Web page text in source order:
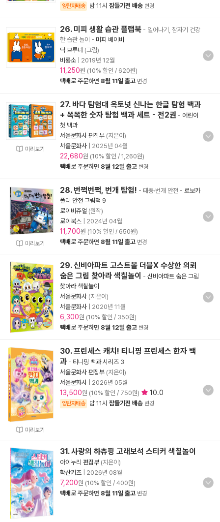
양탄자배송 밤 11시 잠들기전 배송 변경
26. 미피 생활 습관 플랩북 - 일어나기, 잠자기 건강
한 습관 놀이 - 미피 베이비
딕 브루너 (그림)
비룡소
2019년 12월
11,250원 (10% 할인 / 620원)
택배로 주문하면 8월 11일 출고 변경
미리보기
27. 바다 탐험대 옥토넛 신나는 한글 탐험 백과
+ 똑똑한 숫자 탐험 백과 세트 - 전2권 - 어린이
첫 백과
서울문화사 편집부 (지은이)
서울문화사
2025년 04월
22,680원 (10% 할인 / 1,260원)
택배로 주문하면 8월 12일 출고 변경
미리보기
28. 번쩍번쩍, 번개 탐험! - 태풍·번개 안전 - 로보카
폴리 안전 그림책 9
로이비쥬얼 (원작)
로이북스
2024년 04월
11,700원 (10% 할인 / 650원)
택배로 주문하면 8월 11일 출고 변경
29. 신비아파트 고스트볼 더블X 수상한 의뢰
숨은 그림 찾아라 색칠놀이 - 신비아파트 숨은 그림
찾아라 색칠놀이
서울문화사 (지은이)
서울문화사
2020년 11월
6,300원 (10% 할인 / 350원)
택배로 주문하면 8월 12일 출고 변경
미리보기
30. 프린세스 캐치! 티니핑 프린세스 한자 백
과 - 티니핑 백과 시리즈 3
서울문화사 편집부 (지은이)
서울문화사
2026년 05월
13,500원 (10% 할인 / 750원) 10.0
양탄자배송 밤 11시 잠들기전 배송 변경
31. 사랑의 하츄핑 고래보석 스티커 색칠놀이
아이누리 편집부 (지은이)
학산키즈
2026년 08월
7,200원 (10% 할인 / 400원)
택배로 주문하면 8월 11일 출고 변경